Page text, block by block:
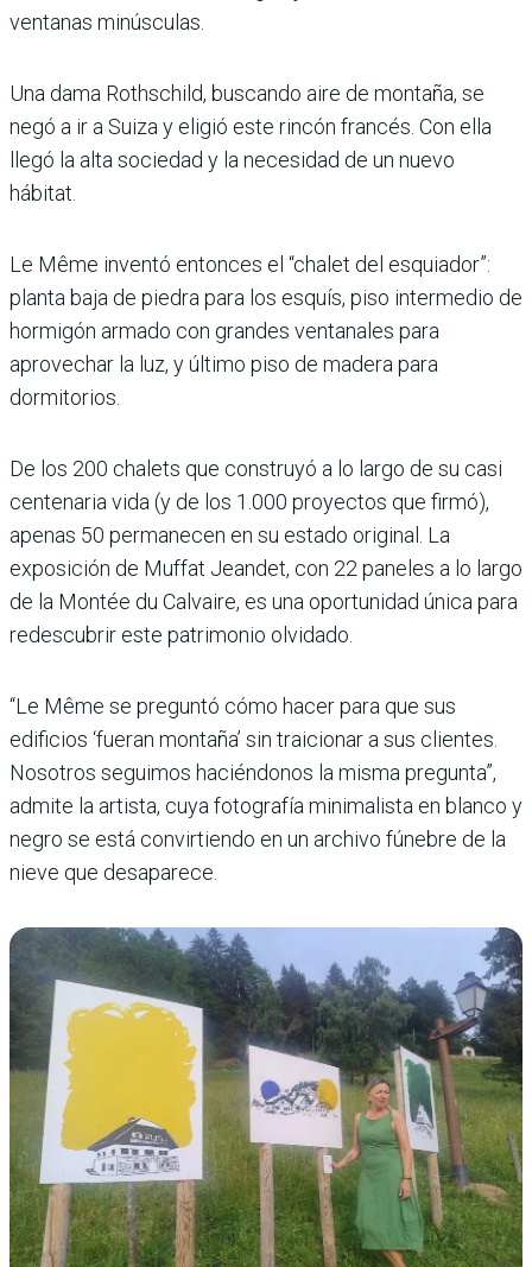
ventanas minúsculas.
Una dama Rothschild, buscando aire de montaña, se
negó a ir a Suiza y eligió este rincón francés. Con ella
llegó la alta sociedad y la necesidad de un nuevo
hábitat.
Le Même inventó entonces el “chalet del esquiador”:
planta baja de piedra para los esquís, piso intermedio de
hormigón armado con grandes ventanales para
aprovechar la luz, y último piso de madera para
dormitorios.
De los 200 chalets que construyó a lo largo de su casi
centenaria vida (y de los 1.000 proyectos que firmó),
apenas 50 permanecen en su estado original. La
exposición de Muffat Jeandet, con 22 paneles a lo largo
de la Montée du Calvaire, es una oportunidad única para
redescubrir este patrimonio olvidado.
“Le Même se preguntó cómo hacer para que sus
edificios ‘fueran montaña’ sin traicionar a sus clientes.
Nosotros seguimos haciéndonos la misma pregunta”,
admite la artista, cuya fotografía minimalista en blanco y
negro se está convirtiendo en un archivo fúnebre de la
nieve que desaparece.